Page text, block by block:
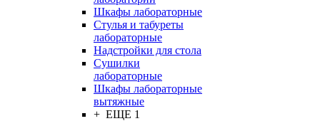
Шкафы лабораторные
Стулья и табуреты
лабораторные
Надстройки для стола
Сушилки
лабораторные
Шкафы лабораторные
вытяжные
+ ЕЩЕ 1